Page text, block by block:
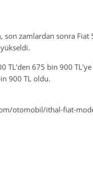
son zamlardan sonra Fiat
TL’den 675 bin 900
900 TL oldu.
otomobil/ithal-fiat-